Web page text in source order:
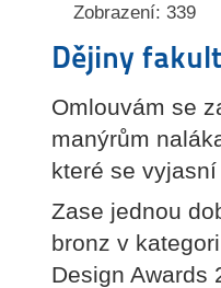
Zobrazení: 339
Dějiny
Omlouvám se
manýrům
které se
Zase jednou
bronz v
Design Awards